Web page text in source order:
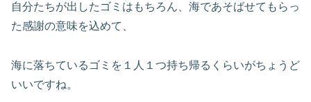
自分たちが出したゴミはもちろん、海であそばせてもらっ
た感謝の意味を込めて、
海に落ちているゴミを１人１つ持ち帰るくらいがちょうど
いいですね。